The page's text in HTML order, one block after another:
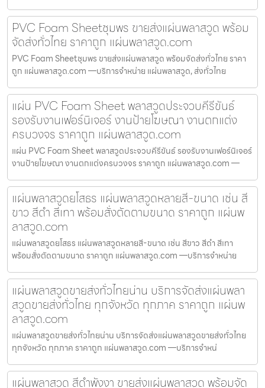
PVC Foam Sheetชุมพร ขายส่งแผ่นพลาสวูด พร้อม
จัดส่งทั่วไทย ราคาถูก แผ่นพลาสวูด.com
PVC Foam Sheetชุมพร ขายส่งแผ่นพลาสวูด พร้อมจัดส่งทั่วไทย ราคา
ถูก แผ่นพลาสวูด.com —บริการจำหน่าย แผ่นพลาสวูด, ส่งทั่วไทย
แผ่น PVC Foam Sheet พลาสวูดประจวบคีรีขันธ์
รองรับงานเฟอร์นิเจอร์ งานป้ายโฆษณา งานตกแต่ง
ครบวงจร ราคาถูก แผ่นพลาสวูด.com
แผ่น PVC Foam Sheet พลาสวูดประจวบคีรีขันธ์ รองรับงานเฟอร์นิเจอร์
งานป้ายโฆษณา งานตกแต่งครบวงจร ราคาถูก แผ่นพลาสวูด.com —
แผ่นพลาสวูดยโสธร แผ่นพลาสวูดหลายสี-ขนาด เช่น สี
ขาว สีดำ สีเทา พร้อมสั่งตัดตามขนาด ราคาถูก แผ่นพ
ลาสวูด.com
แผ่นพลาสวูดยโสธร แผ่นพลาสวูดหลายสี-ขนาด เช่น สีขาว สีดำ สีเทา
พร้อมสั่งตัดตามขนาด ราคาถูก แผ่นพลาสวูด.com —บริการจำหน่าย
แผ่นพลาสวูดขายส่งทั่วไทยน่าน บริการจัดส่งแผ่นพลา
สวูดขายส่งทั่วไทย ทุกจังหวัด ทุกภาค ราคาถูก แผ่นพ
ลาสวูด.com
แผ่นพลาสวูดขายส่งทั่วไทยน่าน บริการจัดส่งแผ่นพลาสวูดขายส่งทั่วไทย
ทุกจังหวัด ทุกภาค ราคาถูก แผ่นพลาสวูด.com —บริการจำหน่
แผ่นพลาสวูด สีดำพังงา ขายส่งแผ่นพลาสวูด พร้อมจัด